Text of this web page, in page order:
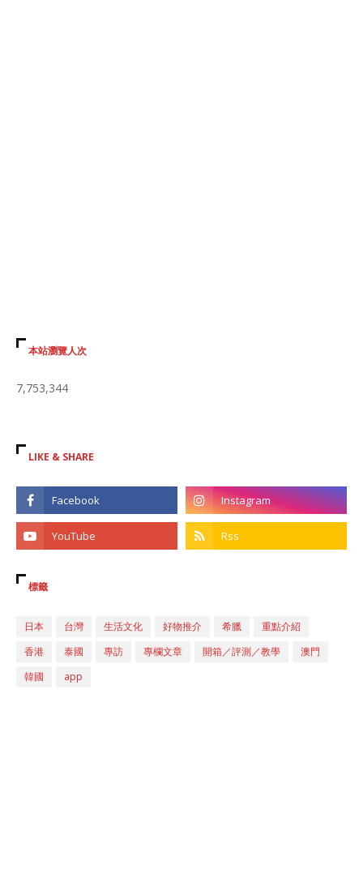
本站瀏覽人次
7,753,344
LIKE & SHARE
標籤
日本 台灣 生活文化 好物推介 希臘
重點介紹
香港
泰國 專訪 專欄文章 開箱／評測／教學
澳門
韓國
app